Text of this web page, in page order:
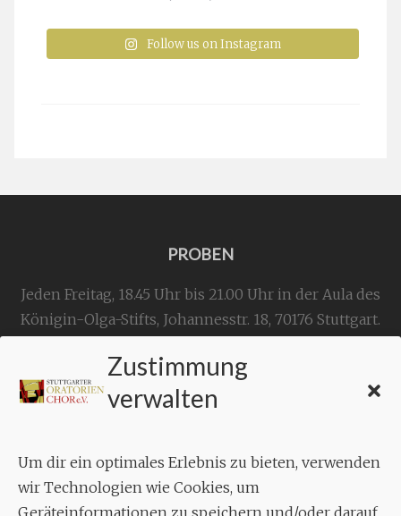
Zustimmung
verwalten
Um dir ein optimales Erlebnis zu bieten, verwenden
wir Technologien wie Cookies, um
Geräteinformationen zu speichern und/oder darauf
Follow us on Instagram
PROBEN
Jeden Freitag, 18.45 Uhr bis 21.00 Uhr in der Aula des
Königin-Olga-Stifts, Johannesstr. 18, 70176 Stuttgart.
KONTAKT
Geschäftsstelle:
Aixheimer Str. 18
70619 Stuttgart